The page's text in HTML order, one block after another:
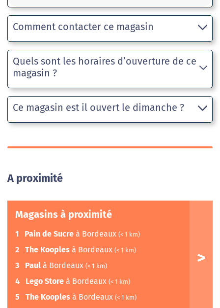
Comment contacter ce magasin
Quels sont les horaires d’ouverture de ce
magasin ?
Ce magasin est il ouvert le dimanche ?
A proximité
Magasins à proximité
1 Pain de Sucre à Bordeaux (< 1 km)
2 The Kooples à Bordeaux (< 1 km)
3 Paul à Bordeaux (< 1 km)
4 Lego Store à Bordeaux (< 1 km)
5 The Kooples à Bordeaux (< 1 km)